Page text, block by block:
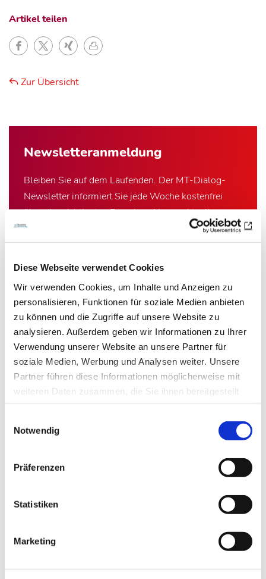
Diese Webseite verwendet Cookies
Wir verwenden Cookies, um Inhalte und Anzeigen zu
personalisieren, Funktionen für soziale Medien anbieten
zu können und die Zugriffe auf unsere Website zu
analysieren. Außerdem geben wir Informationen zu Ihrer
Verwendung unserer Website an unsere Partner für
soziale Medien, Werbung und Analysen weiter. Unsere
Partner führen diese Informationen möglicherweise mit
weiteren Daten zusammen, die Sie ihnen bereitgestellt
haben oder die sie im Rahmen Ihrer Nutzung der Dienste
Notwendig
Präferenzen
Statistiken
Marketing
Newsletter­anmeldung
Bleiben Sie auf dem Laufenden. Der MT-Dialog-
Newsletter informiert Sie jede Woche kostenfrei
über die wichtigsten Branchen-News, aktuelle
Themen und die neusten Stellenangebote.
Ich habe die Hinweise zum Datenschutzgelesen.*
Newsletter abonnieren
* Pflichtfeld
Artikel teilen
Zur Übersicht
Das könnte Sie auch interessieren: